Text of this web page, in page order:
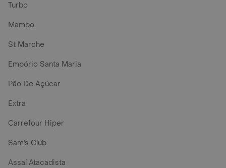
Turbo
Mambo
St Marche
Empório Santa Maria
Pão De Açúcar
Extra
Carrefour Hiper
Sam's Club
Assaí Atacadista